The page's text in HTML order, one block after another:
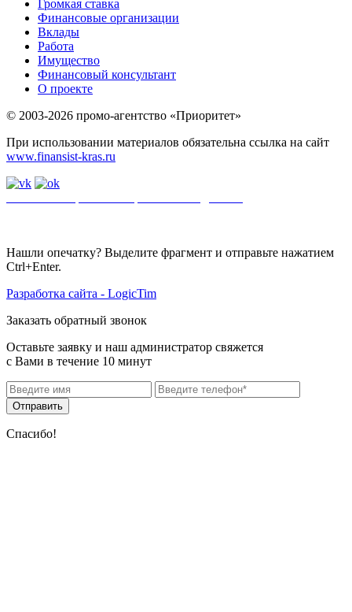
Громкая ставка
Финансовые организации
Вклады
Работа
Имущество
Финансовый консультант
О проекте
© 2003-2026 промо-агентство «Приоритет»
При использовании материалов обязательна ссылка на сайт
www.finansist-kras.ru
Нашли опечатку? Выделите фрагмент и отправьте нажатием
Ctrl+Enter.
Разработка сайта - LogicTim
Заказать обратный звонок
Оставьте заявку и наш администратор свяжется
с Вами в течение 10 минут
Отправить
Спасибо!